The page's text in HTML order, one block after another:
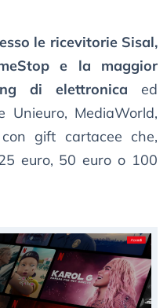
le ricevitorie Sisal,
e la maggior
di elettronica ed
Unieuro, MediaWorld,
gift cartacee che,
euro, 50 euro o 100